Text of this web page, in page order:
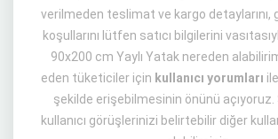
verilmeden teslimat ve kargo detaylarını,
koşullarını lütfen satıcı bilgilerini
90x200 cm Yaylı Yatak nereden
eden tüketiciler için kullanıcı yorumları
şekilde erişebilmesinin önünü açıyoruz.
kullanıcı görüşlerinizi belirtebilir diğer